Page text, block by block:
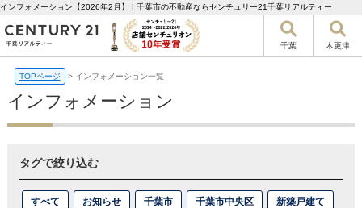
インフォメーション【2026年2月】 | 千葉市の不動産ならセンチュリー21千葉リアルティー
千葉 木更津
TOPページ > インフォメーション一覧
インフォメーション
タグで絞り込む
すべて お知らせ 千葉市 千葉市中央区 新築戸建て